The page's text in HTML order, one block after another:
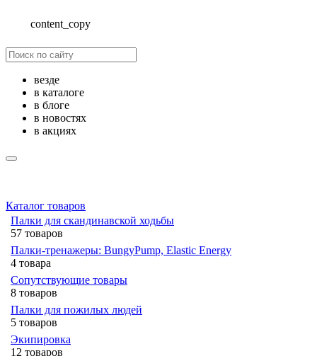
content_copy
везде
в каталоге
в блоге
в новостях
в акциях
Каталог товаров
Палки для скандинавской ходьбы
57 товаров
Палки-тренажеры: BungyPump, Elastic Energy
4 товара
Сопутствующие товары
8 товаров
Палки для пожилых людей
5 товаров
Экипировка
12 товаров